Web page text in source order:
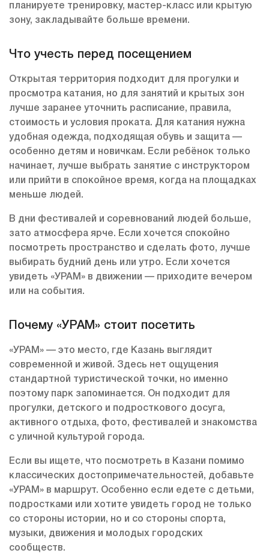
планируете тренировку, мастер-класс или крытую
зону, закладывайте больше времени.
Что учесть перед посещением
Открытая территория подходит для прогулки и
просмотра катания, но для занятий и крытых зон
лучше заранее уточнить расписание, правила,
стоимость и условия проката. Для катания нужна
удобная одежда, подходящая обувь и защита —
особенно детям и новичкам. Если ребёнок только
начинает, лучше выбрать занятие с инструктором
или прийти в спокойное время, когда на площадках
меньше людей.
В дни фестивалей и соревнований людей больше,
зато атмосфера ярче. Если хочется спокойно
посмотреть пространство и сделать фото, лучше
выбирать будний день или утро. Если хочется
увидеть «УРАМ» в движении — приходите вечером
или на события.
Почему «УРАМ» стоит посетить
«УРАМ» — это место, где Казань выглядит
современной и живой. Здесь нет ощущения
стандартной туристической точки, но именно
поэтому парк запоминается. Он подходит для
прогулки, детского и подросткового досуга,
активного отдыха, фото, фестивалей и знакомства
с уличной культурой города.
Если вы ищете, что посмотреть в Казани помимо
классических достопримечательностей, добавьте
«УРАМ» в маршрут. Особенно если едете с детьми,
подростками или хотите увидеть город не только
со стороны истории, но и со стороны спорта,
музыки, движения и молодых городских
сообществ.